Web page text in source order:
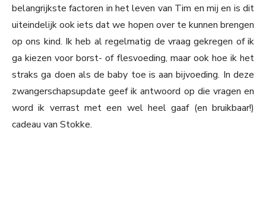
belangrijkste factoren in het leven van Tim en mij en is dit
uiteindelijk ook iets dat we hopen over te kunnen brengen
op ons kind. Ik heb al regelmatig de vraag gekregen of ik
ga kiezen voor borst- of flesvoeding, maar ook hoe ik het
straks ga doen als de baby toe is aan bijvoeding. In deze
zwangerschapsupdate geef ik antwoord op die vragen en
word ik verrast met een wel heel gaaf (en bruikbaar!)
cadeau van Stokke.